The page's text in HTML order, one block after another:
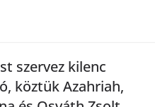
szervez kilenc
köztük Azahriah,